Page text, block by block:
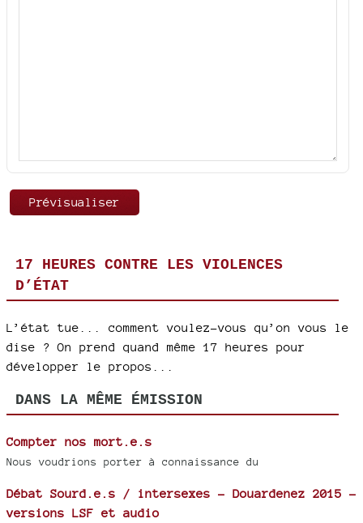
17 HEURES CONTRE LES VIOLENCES
D’ÉTAT
L’état tue... comment voulez-vous qu’on vous le
dise ? On prend quand même 17 heures pour
développer le propos...
DANS LA MÊME ÉMISSION
Compter nos mort.e.s
Nous voudrions porter à connaissance du
Débat Sourd.e.s / intersexes - Douardenez 2015 -
versions LSF et audio